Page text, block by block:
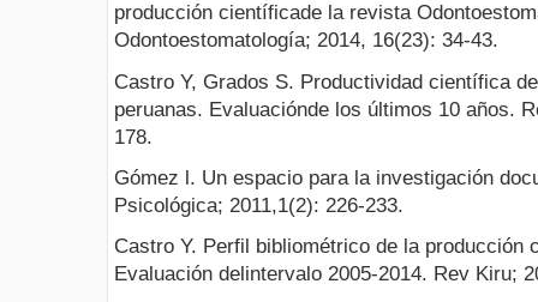
producción científicade la revista
Odontoestomatología; 2014, 16(23): 34-43.
Castro Y, Grados S. Productividad científica
peruanas. Evaluaciónde los últimos 10 años.
178.
Gómez l. Un espacio para la investigación
Psicológica; 2011,1(2): 226-233.
Castro Y. Perfil bibliométrico de la producción
Evaluación delintervalo 2005-2014. Rev Kiru;